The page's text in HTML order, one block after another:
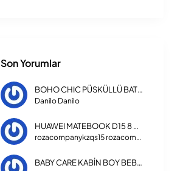
Son Yorumlar
BOHO CHIC PÜSKÜLLÜ BATTANİYELİ ÇİFT KİŞİLİK NEVRESİM TAKIMI
Danilo Danilo
HUAWEI MATEBOOK D15 8 GB RAM 256 GB SSD LAPTOP INTEL CORE I3 1115G4
rozacompanykzqs15 rozacompanykzqs15
BABY CARE KABİN BOY BEBEK ARABASI 270 TRIPPER